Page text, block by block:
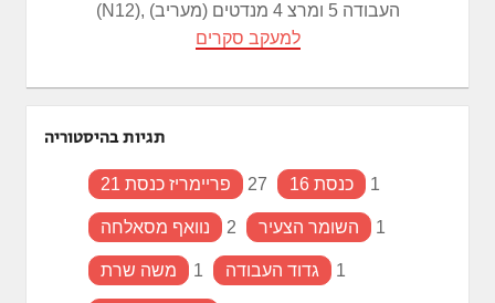
(N12), העבודה 5 ומרצ 4 מנדטים (מעריב)
למעקב סקרים
תגיות בהיסטוריה
פריימריז כנסת 21 27 כנסת 16 1
נוואף מסאלחה 2 השומר הצעיר 1
משה שרת 1 גדוד העבודה 1